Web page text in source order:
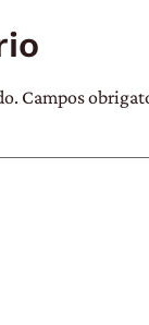
Campos